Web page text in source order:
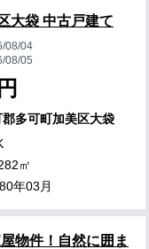
大袋 中古戸建て
08/04
08/05
多可町加美区大袋
㎡
年03月
物件！自然に囲ま